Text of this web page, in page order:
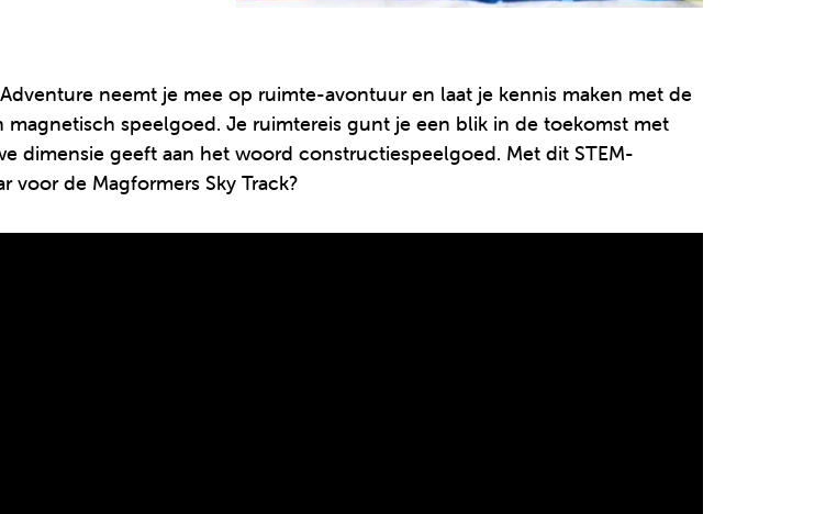
neemt je mee op ruimte-avontuur en laat je kennis maken met de
speelgoed. Je ruimtereis gunt je een blik in de toekomst met
dimensie geeft aan het woord constructiespeelgoed. Met dit STEM-
de Magformers Sky Track?